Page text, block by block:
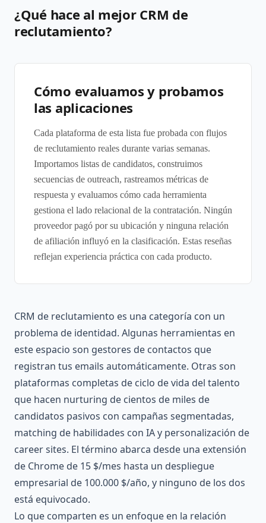
¿Qué hace al mejor CRM de
reclutamiento?
Cómo evaluamos y probamos
las aplicaciones
Cada plataforma de esta lista fue probada con flujos
de reclutamiento reales durante varias semanas.
Importamos listas de candidatos, construimos
secuencias de outreach, rastreamos métricas de
respuesta y evaluamos cómo cada herramienta
gestiona el lado relacional de la contratación. Ningún
proveedor pagó por su ubicación y ninguna relación
de afiliación influyó en la clasificación. Estas reseñas
reflejan experiencia práctica con cada producto.
CRM de reclutamiento es una categoría con un
problema de identidad. Algunas herramientas en
este espacio son gestores de contactos que
registran tus emails automáticamente. Otras son
plataformas completas de ciclo de vida del talento
que hacen nurturing de cientos de miles de
candidatos pasivos con campañas segmentadas,
matching de habilidades con IA y personalización de
career sites. El término abarca desde una extensión
de Chrome de 15 $/mes hasta un despliegue
empresarial de 100.000 $/año, y ninguno de los dos
está equivocado.
Lo que comparten es un enfoque en la relación